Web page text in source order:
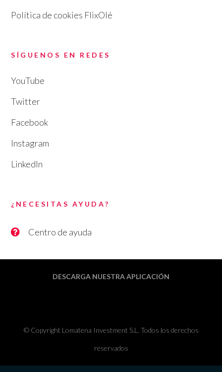
Política de cookies FlixOlé
SÍGUENOS EN REDES
YouTube
Twitter
Facebook
Instagram
LinkedIn
¿NECESITAS AYUDA?
Centro de ayuda
DESCARGA NUESTRA APLICACIÓN
© Copyright Lomatena Investment S.L. Todos los derechos
reservados